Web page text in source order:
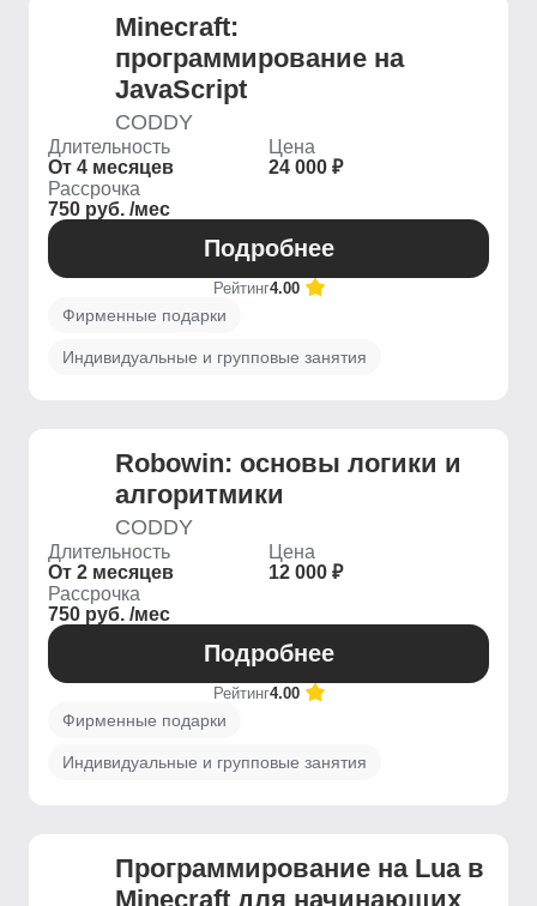
Minecraft:
программирование на
JavaScript
CODDY
Длительность
От 4 месяцев
Цена
24 000 ₽
Рассрочка
750 руб. /мес
Подробнее
Рейтинг4.00
Фирменные подарки
Индивидуальные и групповые занятия
Robowin: основы логики и
алгоритмики
CODDY
Длительность
От 2 месяцев
Цена
12 000 ₽
Рассрочка
750 руб. /мес
Подробнее
Рейтинг4.00
Фирменные подарки
Индивидуальные и групповые занятия
Программирование на Lua в
Minecraft для начинающих